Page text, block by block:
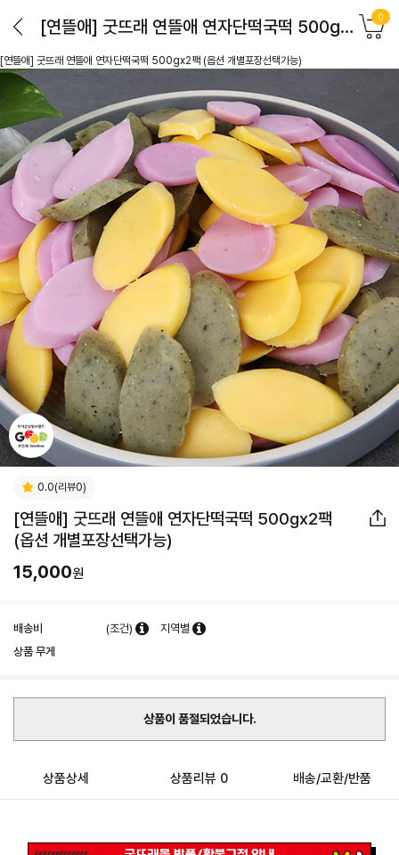
[연뜰애] 굿뜨래 연뜰애 연자단떡국떡 500gx2팩 (옵션 개별포장선택가능) 0
[연뜰애] 굿뜨래 연뜰애 연자단떡국떡 500gx2팩 (옵션 개별포장선택가능)
0.0(리뷰0)
[연뜰애] 굿뜨래 연뜰애 연자단떡국떡 500gx2팩
(옵션 개별포장선택가능)
15,000원
배송비 (조건)
지역별
상품 무게
상품이 품절되었습니다.
상품상세 상품리뷰 0 배송/교환/반품